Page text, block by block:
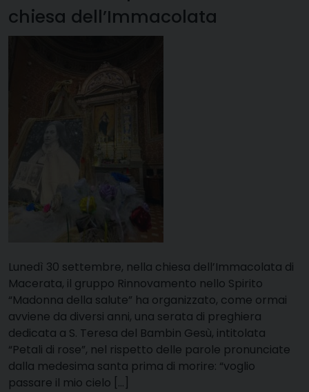
chiesa dell’Immacolata
Lunedì 30 settembre, nella chiesa dell’Immacolata di
Macerata, il gruppo Rinnovamento nello Spirito
“Madonna della salute” ha organizzato, come ormai
avviene da diversi anni, una serata di preghiera
dedicata a S. Teresa del Bambin Gesù, intitolata
“Petali di rose”, nel rispetto delle parole pronunciate
dalla medesima santa prima di morire: “voglio
passare il mio cielo […]